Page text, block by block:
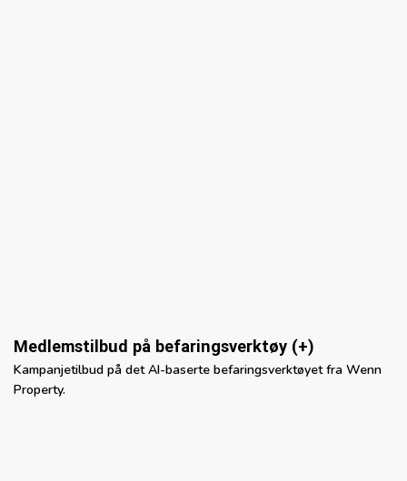
Medlemstilbud på befaringsverktøy (+)
Kampanjetilbud på det AI-baserte befaringsverktøyet fra Wenn
Property.